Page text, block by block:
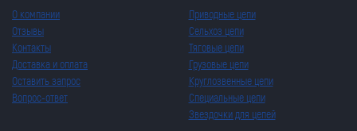
О компании
Отзывы
Контакты
Доставка и оплата
Оставить запрос
Вопрос-ответ
Приводные цепи
Сельхоз цепи
Тяговые цепи
Грузовые цепи
Круглозвенные цепи
Специальные цепи
Звездочки для цепей